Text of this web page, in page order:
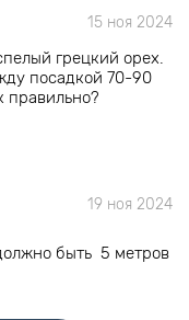
15 ноя 2024
грецкий орех.
посадкой 70-90
правильно?
19 ноя 2024
быть 5 метров